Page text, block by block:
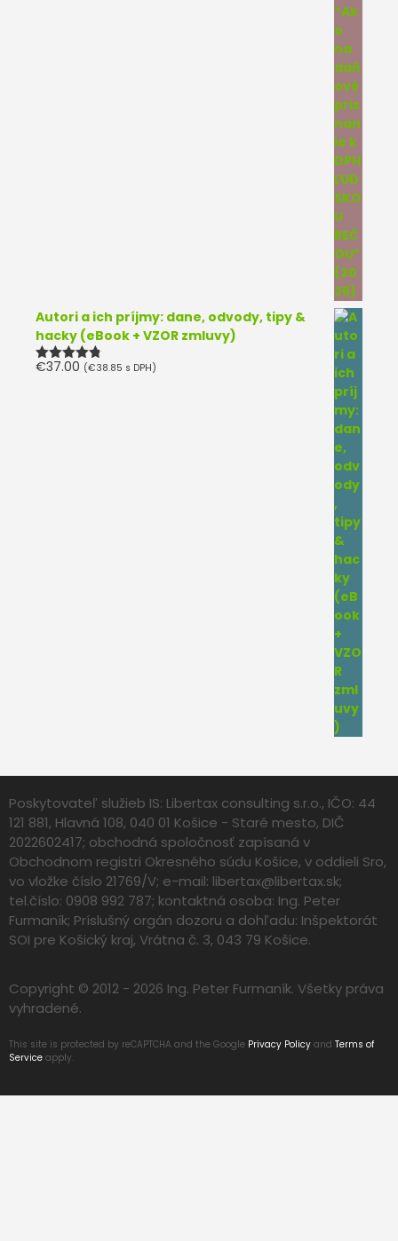
Autori a ich príjmy: dane, odvody, tipy &
hacky (eBook + VZOR zmluvy)
Hodnotenie
€37.00 (€38.85 s DPH)
Poskytovateľ služieb IS: Libertax consulting s.r.o., IČO: 44
121 881, Hlavná 108, 040 01 Košice - Staré mesto, DIČ
2022602417; obchodná spoločnosť zapísaná v
Obchodnom registri Okresného súdu Košice, v oddieli Sro,
vo vložke číslo 21769/V; e-mail: libertax@libertax.sk;
tel.číslo: 0908 992 787; kontaktná osoba: Ing. Peter
Furmaník; Príslušný orgán dozoru a dohľadu: Inšpektorát
SOI pre Košický kraj, Vrátna č. 3, 043 79 Košice.
Copyright © 2012 - 2026 Ing. Peter Furmaník. Všetky práva
vyhradené.
This site is protected by reCAPTCHA and the Google Privacy Policy and Terms of
Service apply.